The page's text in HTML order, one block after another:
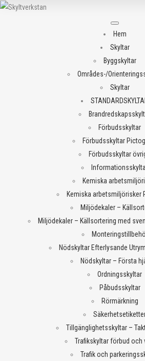
Meny
Hem
Skyltar
Byggskyltar
Områdes-/
Skyltar
Förbudsskyltar
Förbudsskyltar
Förbudsskyltar
Kemiska
Kemiska arbetsmiljörisker
Miljödekaler –
Miljödekaler – Källsortering med
Nödskyltar Efterlysande
Nödskyltar – Första
Ordningsskyltar
Påbudsskyltar
Rörmärkning
Tillgänglighetsskyltar –
Trafikskyltar förbud och
Trafik och